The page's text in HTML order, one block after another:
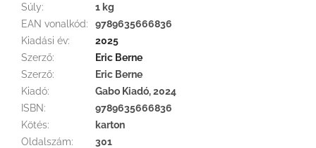
Súly:
1 kg
EAN vonalkód:
9789635666836
Kiadási év:
2025
Szerző:
Eric Berne
Szerző:
Eric Berne
Kiadó:
Gabo Kiadó, 2024
ISBN:
9789635666836
Kötés:
karton
Oldalszám: 301